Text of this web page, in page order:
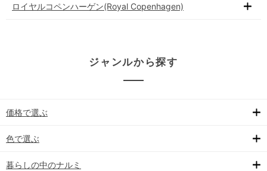
ロイヤルコペンハーゲン(Royal Copenhagen)
ジャンルから探す
価格で選ぶ
色で選ぶ
暮らしの中のナルミ